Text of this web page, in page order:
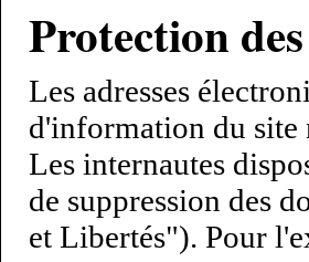
Protection
Les adresses
d'information du site
Les internautes
de suppression des
et Libertés"). Pour